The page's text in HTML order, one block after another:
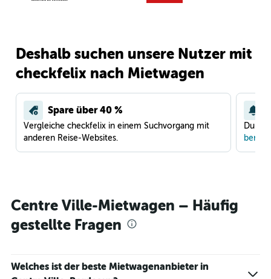
Deshalb suchen unsere Nutzer mit
checkfelix nach Mietwagen
Spare über 40 %
Vergleiche checkfelix in einem Suchvorgang mit
anderen Reise-Websites.
Du
Centre Ville-Mietwagen – Häufig
gestellte Fragen
Welches ist der beste Mietwagenanbieter in